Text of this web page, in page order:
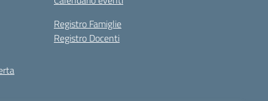
Registro Famiglie
Registro Docenti